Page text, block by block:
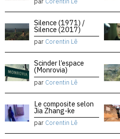
Silence (1971) /
Silence (2017)
par Corentin Lê
Scinder l’espace
(Monrovia)
par Corentin Lê
Le composite selon
Jia Zhang-ke
par Corentin Lê